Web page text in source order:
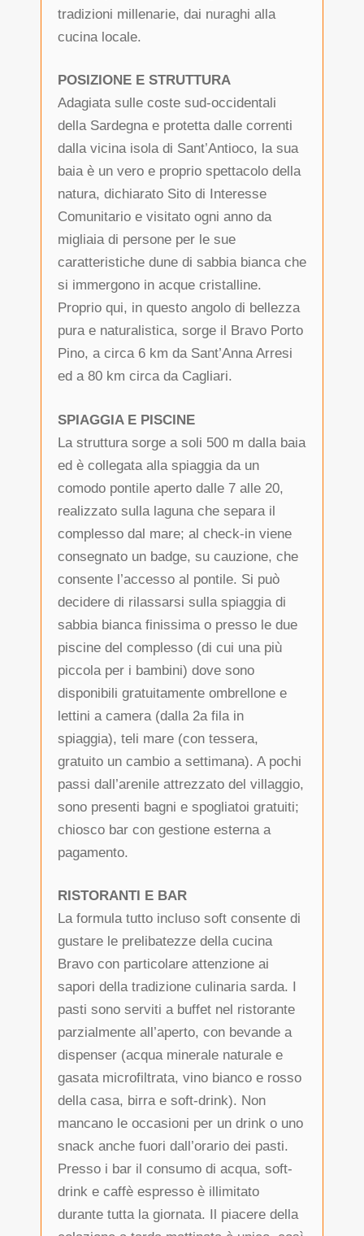
tradizioni millenarie, dai nuraghi alla
cucina locale.
POSIZIONE E STRUTTURA
Adagiata sulle coste sud-occidentali
della Sardegna e protetta dalle correnti
dalla vicina isola di Sant’Antioco, la sua
baia è un vero e proprio spettacolo della
natura, dichiarato Sito di Interesse
Comunitario e visitato ogni anno da
migliaia di persone per le sue
caratteristiche dune di sabbia bianca che
si immergono in acque cristalline.
Proprio qui, in questo angolo di bellezza
pura e naturalistica, sorge il Bravo Porto
Pino, a circa 6 km da Sant’Anna Arresi
ed a 80 km circa da Cagliari.
SPIAGGIA E PISCINE
La struttura sorge a soli 500 m dalla baia
ed è collegata alla spiaggia da un
comodo pontile aperto dalle 7 alle 20,
realizzato sulla laguna che separa il
complesso dal mare; al check-in viene
consegnato un badge, su cauzione, che
consente l’accesso al pontile. Si può
decidere di rilassarsi sulla spiaggia di
sabbia bianca finissima o presso le due
piscine del complesso (di cui una più
piccola per i bambini) dove sono
disponibili gratuitamente ombrellone e
lettini a camera (dalla 2a fila in
spiaggia), teli mare (con tessera,
gratuito un cambio a settimana). A pochi
passi dall’arenile attrezzato del villaggio,
sono presenti bagni e spogliatoi gratuiti;
chiosco bar con gestione esterna a
pagamento.
RISTORANTI E BAR
La formula tutto incluso soft consente di
gustare le prelibatezze della cucina
Bravo con particolare attenzione ai
sapori della tradizione culinaria sarda. I
pasti sono serviti a buffet nel ristorante
parzialmente all’aperto, con bevande a
dispenser (acqua minerale naturale e
gasata microfiltrata, vino bianco e rosso
della casa, birra e soft-drink). Non
mancano le occasioni per un drink o uno
snack anche fuori dall’orario dei pasti.
Presso i bar il consumo di acqua, soft-
drink e caffè espresso è illimitato
durante tutta la giornata. Il piacere della